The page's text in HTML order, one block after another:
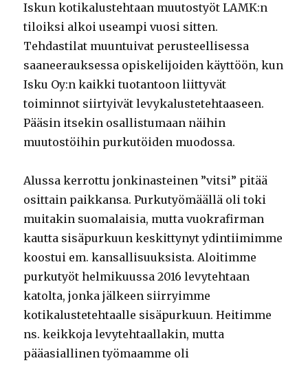
Iskun kotikalustehtaan muutostyöt LAMK:n
tiloiksi alkoi useampi vuosi sitten.
Tehdastilat muuntuivat perusteellisessa
saaneerauksessa opiskelijoiden käyttöön, kun
Isku Oy:n kaikki tuotantoon liittyvät
toiminnot siirtyivät levykalustetehtaaseen.
Pääsin itsekin osallistumaan näihin
muutostöihin purkutöiden muodossa.
Alussa kerrottu jonkinasteinen ”vitsi” pitää
osittain paikkansa. Purkutyömäällä oli toki
muitakin suomalaisia, mutta vuokrafirman
kautta sisäpurkuun keskittynyt ydintiimimme
koostui em. kansallisuuksista. Aloitimme
purkutyöt helmikuussa 2016 levytehtaan
katolta, jonka jälkeen siirryimme
kotikalustetehtaalle sisäpurkuun. Heitimme
ns. keikkoja levytehtaallakin, mutta
pääasiallinen työmaamme oli